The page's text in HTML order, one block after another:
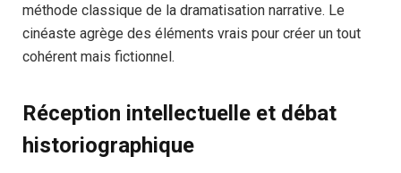
méthode classique de la dramatisation narrative. Le
cinéaste agrège des éléments vrais pour créer un tout
cohérent mais fictionnel.
Réception intellectuelle et débat
historiographique